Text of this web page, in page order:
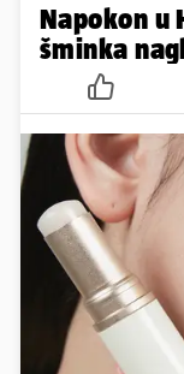
Napokon u
šminka